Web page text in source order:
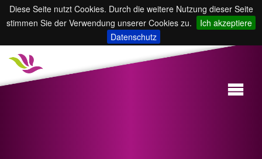
Diese Seite nutzt Cookies. Durch die weitere Nutzung dieser Seite
stimmen Sie der Verwendung unserer Cookies zu.
Ich akzeptiere
Datenschutz